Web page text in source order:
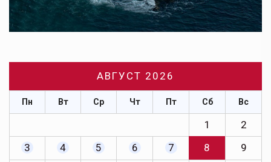
АВГУСТ 2026
Пн Вт Ср Чт Пт Сб Вс
1
2
3
4 5 6 7 8
9